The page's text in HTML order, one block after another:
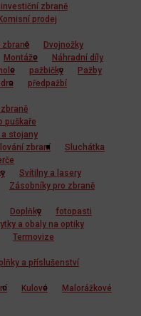
zbraně
prodej
zbraně
Dvojnožky
Montáže
Náhradní díly
pažbičky
Pažby
předpažbí
puškaře
stojany
zbraní
Sluchátka
Svítilny a lasery
Zásobníky pro zbraně
Doplňky
fotopasti
a obaly na optiky
Termovize
a příslušenství
Kulové
Malorážkové